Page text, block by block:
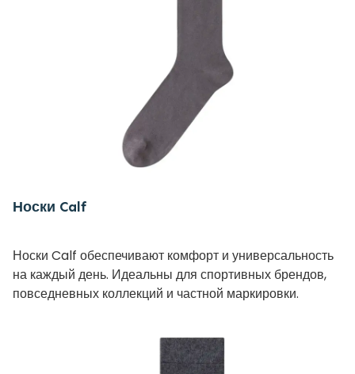
Носки Calf
Носки Calf обеспечивают комфорт и универсальность
на каждый день. Идеальны для спортивных брендов,
повседневных коллекций и частной маркировки.